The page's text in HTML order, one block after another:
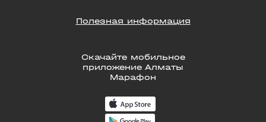
Скачайте мобильное
приложение Алматы
Марафон
Полезная информация